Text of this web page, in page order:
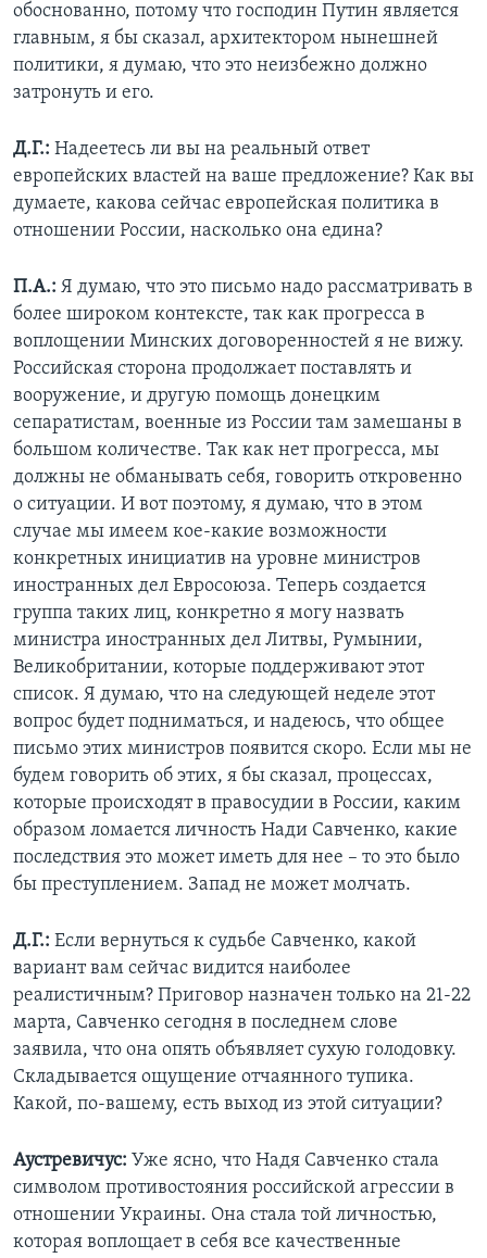
обоснованно, потому что господин Путин является
главным, я бы сказал, архитектором нынешней
политики, я думаю, что это неизбежно должно
затронуть и его.
Д.Г.: Надеетесь ли вы на реальный ответ
европейских властей на ваше предложение? Как вы
думаете, какова сейчас европейская политика в
отношении России, насколько она едина?
П.А.: Я думаю, что это письмо надо рассматривать в
более широком контексте, так как прогресса в
воплощении Минских договоренностей я не вижу.
Российская сторона продолжает поставлять и
вооружение, и другую помощь донецким
сепаратистам, военные из России там замешаны в
большом количестве. Так как нет прогресса, мы
должны не обманывать себя, говорить откровенно
о ситуации. И вот поэтому, я думаю, что в этом
случае мы имеем кое-какие возможности
конкретных инициатив на уровне министров
иностранных дел Евросоюза. Теперь создается
группа таких лиц, конкретно я могу назвать
министра иностранных дел Литвы, Румынии,
Великобритании, которые поддерживают этот
список. Я думаю, что на следующей неделе этот
вопрос будет подниматься, и надеюсь, что общее
письмо этих министров появится скоро. Если мы не
будем говорить об этих, я бы сказал, процессах,
которые происходят в правосудии в России, каким
образом ломается личность Нади Савченко, какие
последствия это может иметь для нее – то это было
бы преступлением. Запад не может молчать.
Д.Г.: Если вернуться к судьбе Савченко, какой
вариант вам сейчас видится наиболее
реалистичным? Приговор назначен только на 21-22
марта, Савченко сегодня в последнем слове
заявила, что она опять объявляет сухую голодовку.
Складывается ощущение отчаянного тупика.
Какой, по-вашему, есть выход из этой ситуации?
Аустревичус: Уже ясно, что Надя Савченко стала
символом противостояния российской агрессии в
отношении Украины. Она стала той личностью,
которая воплощает в себя все качественные